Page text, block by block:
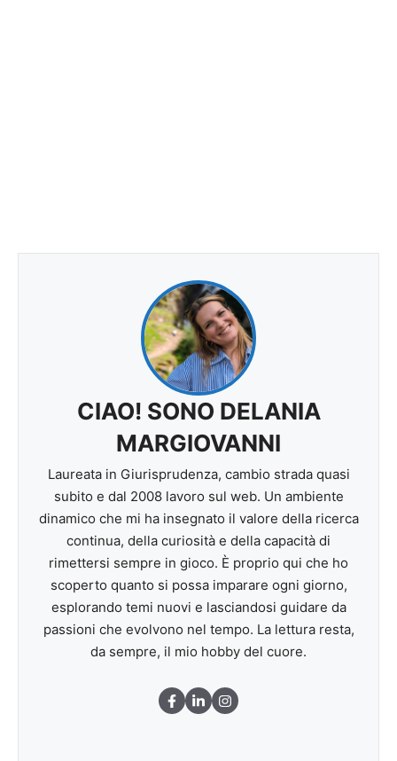
CIAO! SONO DELANIA
MARGIOVANNI
Laureata in Giurisprudenza, cambio strada quasi
subito e dal 2008 lavoro sul web. Un ambiente
dinamico che mi ha insegnato il valore della ricerca
continua, della curiosità e della capacità di
rimettersi sempre in gioco. È proprio qui che ho
scoperto quanto si possa imparare ogni giorno,
esplorando temi nuovi e lasciandosi guidare da
passioni che evolvono nel tempo. La lettura resta,
da sempre, il mio hobby del cuore.